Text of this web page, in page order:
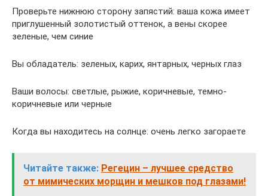
Проверьте нижнюю сторону запястий: ваша кожа имеет
приглушенный золотистый оттенок, а вены скорее
зеленые, чем синие
Вы обладатель: зеленых, карих, янтарных, черных глаз
Ваши волосы: светлые, рыжие, коричневые, темно-
коричневые или черные
Когда вы находитесь на солнце: очень легко загораете
Читайте также: Регецин – лучшее средство
от мимических морщин и мешков под глазами!